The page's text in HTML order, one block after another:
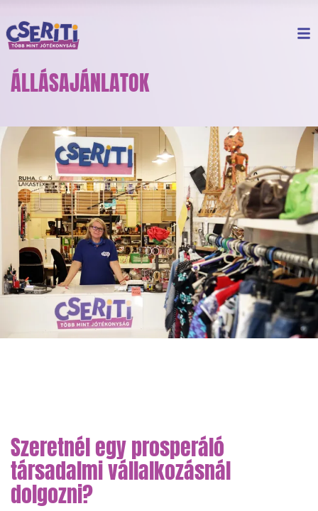
ÁLLÁSAJÁNLATOK
Szeretnél egy prosperáló
társadalmi vállalkozásnál
dolgozni?